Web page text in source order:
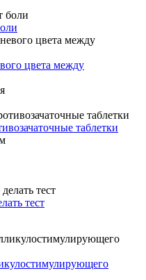
цвета между
таблетки
тест